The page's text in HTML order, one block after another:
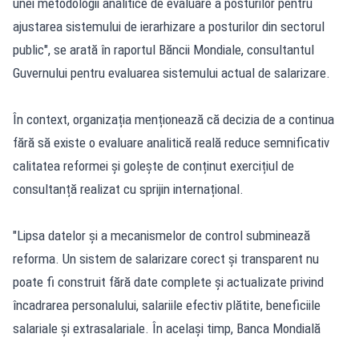
unei metodologii analitice de evaluare a posturilor pentru
ajustarea sistemului de ierarhizare a posturilor din sectorul
public", se arată în raportul Băncii Mondiale, consultantul
Guvernului pentru evaluarea sistemului actual de salarizare.
În context, organizația menționează că decizia de a continua
fără să existe o evaluare analitică reală reduce semnificativ
calitatea reformei și golește de conținut exercițiul de
consultanță realizat cu sprijin internațional.
"Lipsa datelor și a mecanismelor de control subminează
reforma. Un sistem de salarizare corect și transparent nu
poate fi construit fără date complete și actualizate privind
încadrarea personalului, salariile efectiv plătite, beneficiile
salariale și extrasalariale. În același timp, Banca Mondială